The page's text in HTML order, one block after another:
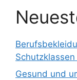
Gesund und